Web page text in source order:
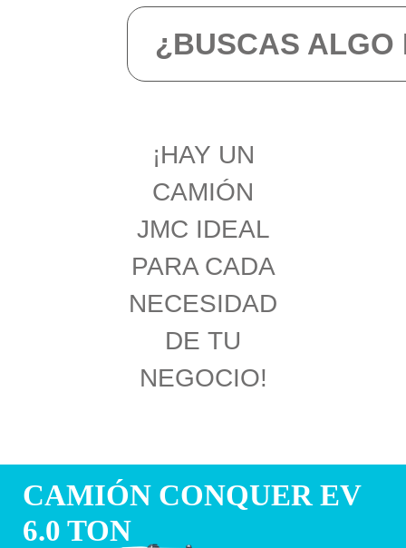
¿BUSCAS ALGO
¡HAY UN
CAMIÓN
JMC IDEAL
PARA CADA
NECESIDAD
DE TU
NEGOCIO!
CAMIÓN CONQUER EV
6.0 TON